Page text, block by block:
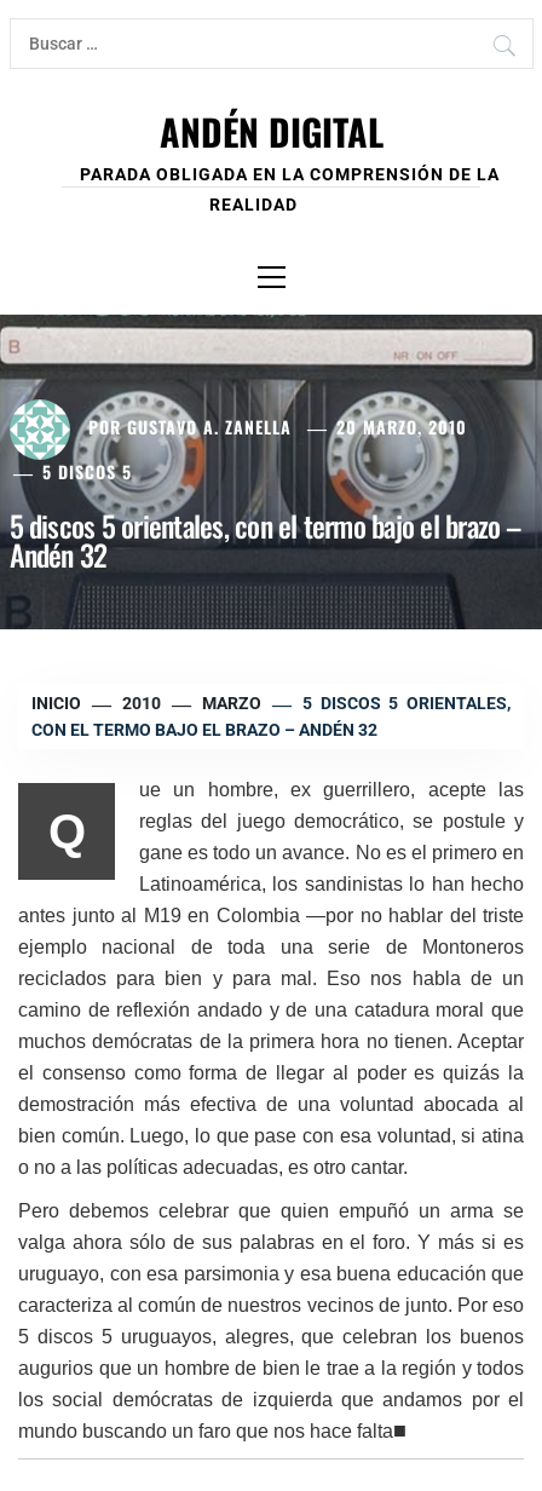
Ir
contenido
Buscar:
ANDÉN DIGITAL
PARADA OBLIGADA EN LA COMPRENSIÓN DE LA
REALIDAD
principal
PORGUSTAVO A. ZANELLA
20 MARZO, 2010
5 DISCOS 5
5 discos 5 orientales, con el termo bajo el brazo –
Andén 32
INICIO 2010 MARZO
5 DISCOS 5 ORIENTALES,
CON EL TERMO BAJO EL BRAZO – ANDÉN 32
Q
ue un hombre, ex guerrillero, acepte las
reglas del juego democrático, se postule y
gane es todo un avance. No es el primero en
Latinoamérica, los sandinistas lo han hecho
antes junto al M19 en Colombia —por no hablar del triste
ejemplo nacional de toda una serie de Montoneros
reciclados para bien y para mal.
Eso nos habla de un
camino de reflexión andado y de una catadura moral que
muchos demócratas de la primera hora no tienen. Aceptar
el consenso como forma de llegar al poder es quizás la
demostración más efectiva de una voluntad abocada al
bien común. Luego, lo que pase con esa voluntad, si atina
o no a las políticas adecuadas, es otro cantar.
Pero debemos celebrar que quien empuñó un arma se
valga ahora sólo de sus palabras en el foro. Y más si es
uruguayo, con esa parsimonia y esa buena educación que
caracteriza al común de nuestros vecinos de junto. Por eso
5 discos 5 uruguayos, alegres, que celebran los buenos
augurios que un hombre de bien le trae a la región y todos
los social demócratas de izquierda que andamos por el
mundo buscando un faro que nos hace falta■